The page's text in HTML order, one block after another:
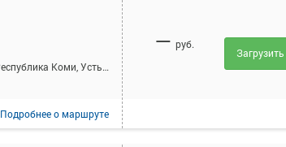
Айкино с. АС, Россия, Республика Коми, Усть-Вымский район, село Айкино, Центральная ул, 189А
Подробнеео маршруте
— руб.